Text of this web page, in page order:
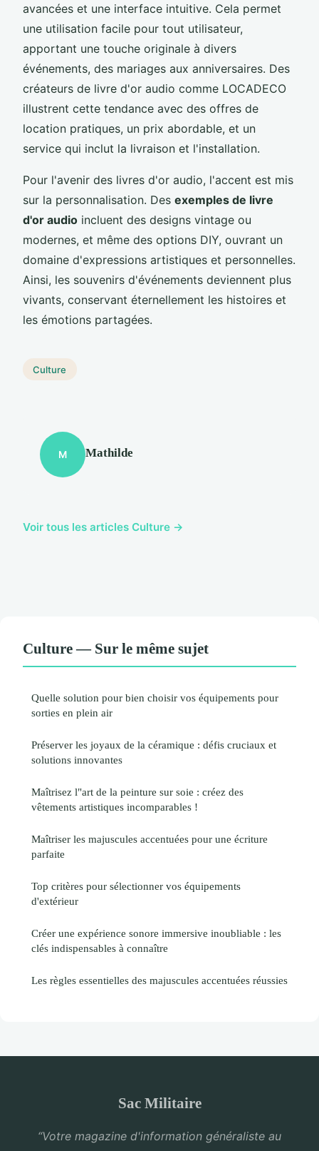
avancées et une interface intuitive. Cela permet
une utilisation facile pour tout utilisateur,
apportant une touche originale à divers
événements, des mariages aux anniversaires. Des
créateurs de livre d'or audio comme LOCADECO
illustrent cette tendance avec des offres de
location pratiques, un prix abordable, et un
service qui inclut la livraison et l'installation.
Pour l'avenir des livres d'or audio, l'accent est mis
sur la personnalisation. Des exemples de livre
d'or audio incluent des designs vintage ou
modernes, et même des options DIY, ouvrant un
domaine d'expressions artistiques et personnelles.
Ainsi, les souvenirs d'événements deviennent plus
vivants, conservant éternellement les histoires et
les émotions partagées.
Culture
M Mathilde
Voir tous les articles Culture →
Culture — Sur le même sujet
Quelle solution pour bien choisir vos équipements pour
sorties en plein air
Préserver les joyaux de la céramique : défis cruciaux et
solutions innovantes
Maîtrisez l"art de la peinture sur soie : créez des
vêtements artistiques incomparables !
Maîtriser les majuscules accentuées pour une écriture
parfaite
Top critères pour sélectionner vos équipements
d'extérieur
Créer une expérience sonore immersive inoubliable : les
clés indispensables à connaître
Les règles essentielles des majuscules accentuées réussies
Sac Militaire
“Votre magazine d'information généraliste au